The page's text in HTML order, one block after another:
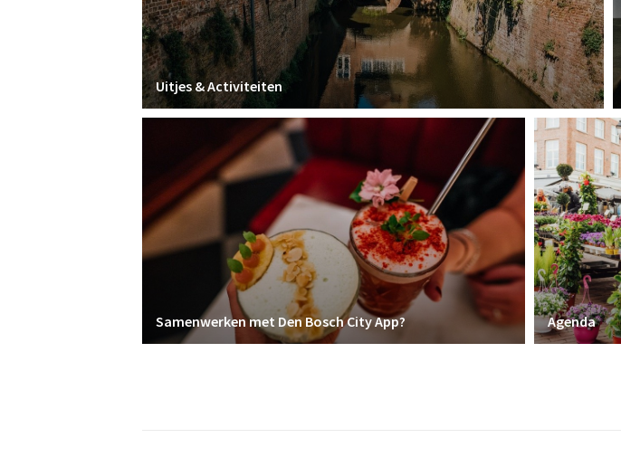
Uitjes & Activiteiten
Samenwerken met Den Bosch City App? Agenda